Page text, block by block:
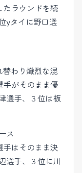
たラウンドを続
yタイに野口選
わり熾烈な混
手がそのまま優
選手、３位は板
ス
手はそのまま決
選手、３位に川